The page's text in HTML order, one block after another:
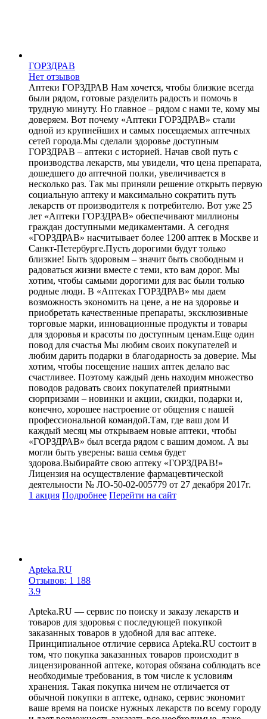
ГОРЗДРАВ
Нет отзывов
Аптеки ГОРЗДРАВ Нам хочется, чтобы близкие всегда
были рядом, готовые разделить радость и помочь в
трудную минуту. Но главное – рядом с нами те, кому мы
доверяем. Вот почему «Аптеки ГОРЗДРАВ» стали
одной из крупнейших и самых посещаемых аптечных
сетей города.Мы сделали здоровье доступным
ГОРЗДРАВ – аптеки с историей. Начав свой путь с
производства лекарств, мы увидели, что цена препарата,
дошедшего до аптечной полки, увеличивается в
несколько раз. Так мы приняли решение открыть первую
социальную аптеку и максимально сократить путь
лекарств от производителя к потребителю. Вот уже 25
лет «Аптеки ГОРЗДРАВ» обеспечивают миллионы
граждан доступными медикаментами. А сегодня
«ГОРЗДРАВ» насчитывает более 1200 аптек в Москве и
Санкт-Петербурге.Пусть дорогими будут только
близкие! Быть здоровым – значит быть свободным и
радоваться жизни вместе с теми, кто вам дорог. Мы
хотим, чтобы самыми дорогими для вас были только
родные люди. В «Аптеках ГОРЗДРАВ» мы даем
возможность экономить на цене, а не на здоровье и
приобретать качественные препараты, эксклюзивные
торговые марки, инновационные продукты и товары
для здоровья и красоты по доступным ценам.Еще один
повод для счастья Мы любим своих покупателей и
любим дарить подарки в благодарность за доверие. Мы
хотим, чтобы посещение наших аптек делало вас
счастливее. Поэтому каждый день находим множество
поводов радовать своих покупателей приятными
сюрпризами – новинки и акции, скидки, подарки и,
конечно, хорошее настроение от общения с нашей
профессиональной командой.Там, где ваш дом И
каждый месяц мы открываем новые аптеки, чтобы
«ГОРЗДРАВ» был всегда рядом с вашим домом. А вы
могли быть уверены: ваша семья будет
здорова.Выбирайте свою аптеку «ГОРЗДРАВ!»
Лицензия на осуществление фармацевтической
деятельности № ЛО-50-02-005779 от 27 декабря 2017г.
1 акция Подробнее Перейти на сайт
Apteka.RU
Отзывов: 1 188
3.9
Apteka.RU — сервис по поиску и заказу лекарств и
товаров для здоровья с последующей покупкой
заказанных товаров в удобной для вас аптеке.
Принципиальное отличие сервиса Apteka.RU состоит в
том, что покупка заказанных товаров происходит в
лицензированной аптеке, которая обязана соблюдать все
необходимые требования, в том числе к условиям
хранения. Такая покупка ничем не отличается от
обычной покупки в аптеке, однако, сервис экономит
ваше время на поиске нужных лекарств по всему городу